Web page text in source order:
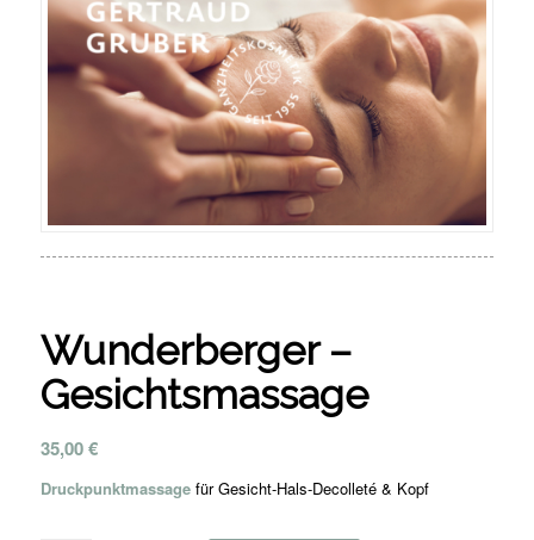
Wunderberger –
Gesichtsmassage
35,00€
Druckpunktmassagefür Gesicht-Hals-Decolleté & Kopf